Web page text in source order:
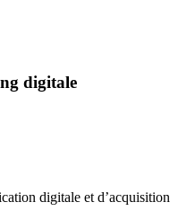
digitale
digitale et d’acquisition